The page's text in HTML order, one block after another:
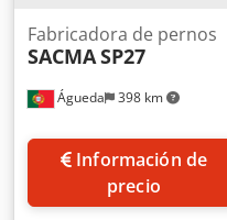
Águeda 398 km
Fabricadora de pernos
SACMASP27
Información de
precio